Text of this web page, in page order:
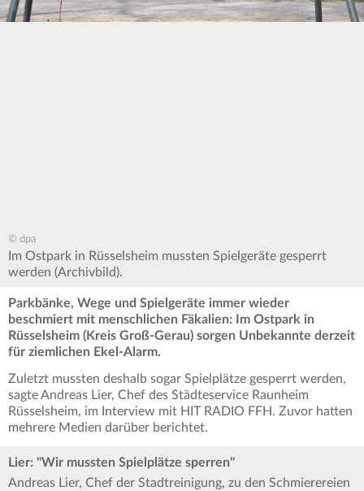
© dpa
Im Ostpark in Rüsselsheim mussten Spielgeräte gesperrt
werden (Archivbild).
Parkbänke, Wege und Spielgeräte immer wieder
beschmiert mit menschlichen Fäkalien: Im Ostpark in
Rüsselsheim (Kreis Groß-Gerau) sorgen Unbekannte derzeit
für ziemlichen Ekel-Alarm.
Zuletzt mussten deshalb sogar Spielplätze gesperrt werden,
sagte Andreas Lier, Chef des Städteservice Raunheim
Rüsselsheim, im Interview mit HIT RADIO FFH. Zuvor hatten
mehrere Medien darüber berichtet.
Lier: "Wir mussten Spielplätze sperren"
Andreas Lier, Chef der Stadtreinigung, zu den Schmierereien